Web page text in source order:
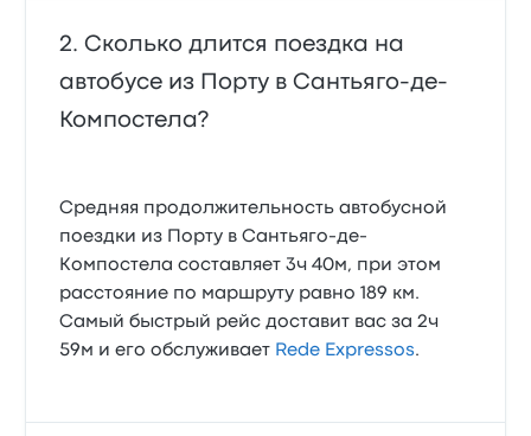
Сколько длится поездка на
автобусе из Порту в Сантьяго-де-
Компостела?
Средняя продолжительность автобусной
поездки из Порту в Сантьяго-де-
Компостела составляет 3ч 40м, при этом
расстояние по маршруту равно 189 км.
Самый быстрый рейс доставит вас за 2ч
59м и его обслуживает Rede Expressos.